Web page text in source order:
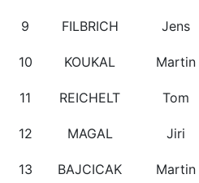
9 FILBRICH Jens
10 KOUKAL Martin
11 REICHELT Tom
12 MAGAL Jiri
13 BAJCICAK Martin